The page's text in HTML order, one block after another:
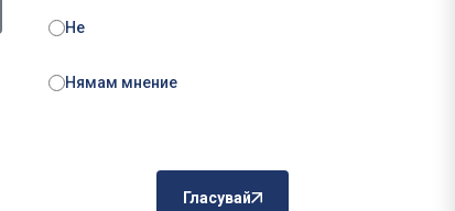
Не
Нямам мнение
Гласувай